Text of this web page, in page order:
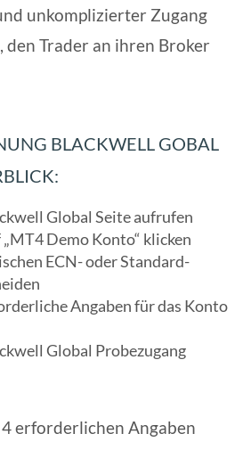
unkomplizierter Zugang
den Trader an ihren Broker
BLACKWELL GOBAL
Global Seite aufrufen
Demo Konto“ klicken
ECN- oder Standard-
Angaben für das Konto
Global Probezugang
erforderlichen Angaben